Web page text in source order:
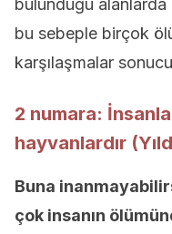
bulunduğu
bu sebeple birçok
karşılaşmalar
2 numara:
hayvanlardır
Buna
çok insanın